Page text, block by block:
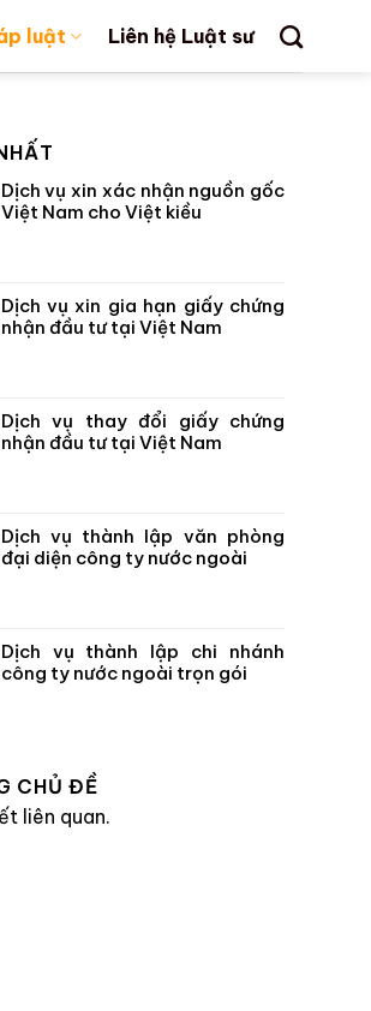
luật Liên hệ Luật sư
Dịch vụ xin xác nhận nguồn gốc
Việt Nam cho Việt kiều
Dịch vụ xin gia hạn giấy chứng
nhận đầu tư tại Việt Nam
Dịch vụ thay đổi giấy chứng
nhận đầu tư tại Việt Nam
Dịch vụ thành lập văn phòng
đại diện công ty nước ngoài
Dịch vụ thành lập chi nhánh
công ty nước ngoài trọn gói
CHỦ ĐỀ
liên quan.